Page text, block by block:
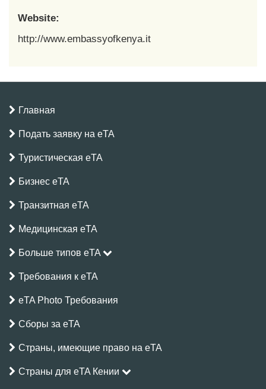
Website:
http://www.embassyofkenya.it
Главная
Подать заявку на eTA
Туристическая eTA
Бизнес eTA
Транзитная eTA
Медицинская eTA
Больше типов eTA
Требования к eTA
eTA Photo Требования
Сборы за eTA
Страны, имеющие право на eTA
Страны для eTA Кении